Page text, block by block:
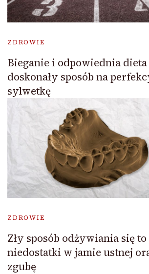
ZDROWIE
Bieganie i odpowiednia dieta
doskonały sposób na
sylwetkę
ZDROWIE
Zły sposób odżywiania się
niedostatki w jamie ustnej
zgubę